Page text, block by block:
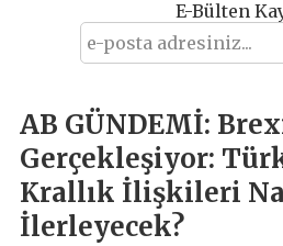
E-Bülten
AB GÜNDEMİ:
Gerçekleşiyor:
Krallık İlişkileri
İlerleyecek?